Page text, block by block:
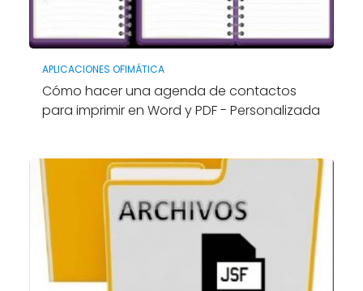
APLICACIONES OFIMÁTICA
Cómo hacer una agenda de contactos
para imprimir en Word y PDF - Personalizada